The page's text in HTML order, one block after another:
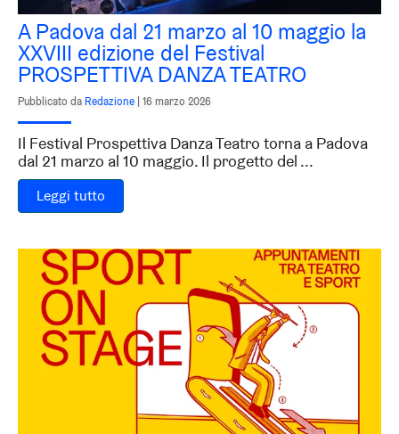
A Padova dal 21 marzo al 10 maggio la
XXVIII edizione del Festival
PROSPETTIVA DANZA TEATRO
Pubblicato da Redazione 16 marzo 2026
Il Festival Prospettiva Danza Teatro torna a Padova
dal 21 marzo al 10 maggio. Il progetto del ...
Leggi tutto